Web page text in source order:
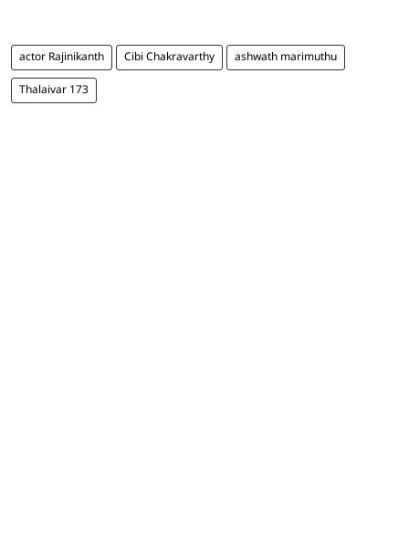
actor Rajinikanth Cibi Chakravarthy ashwath marimuthu
Thalaivar 173